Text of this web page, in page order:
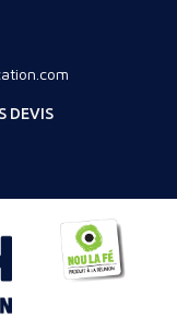
DEVIS